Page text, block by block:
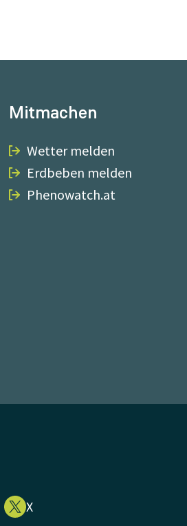
Mitmachen
Wetter melden
Erdbeben melden
Phenowatch.at
X